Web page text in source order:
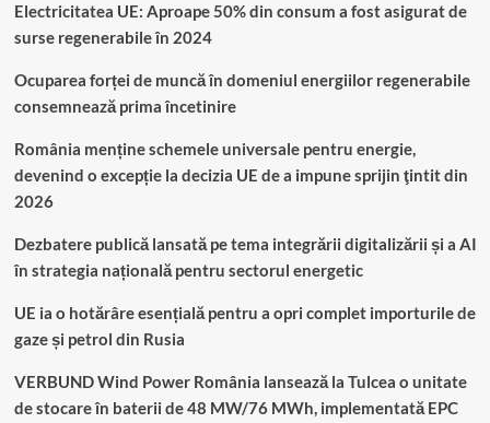
Electricitatea UE: Aproape 50% din consum a fost asigurat de
surse regenerabile în 2024
Ocuparea forței de muncă în domeniul energiilor regenerabile
consemnează prima încetinire
România menține schemele universale pentru energie,
devenind o excepție la decizia UE de a impune sprijin ţintit din
2026
Dezbatere publică lansată pe tema integrării digitalizării și a AI
în strategia națională pentru sectorul energetic
UE ia o hotărâre esențială pentru a opri complet importurile de
gaze și petrol din Rusia
VERBUND Wind Power România lansează la Tulcea o unitate
de stocare în baterii de 48 MW/76 MWh, implementată EPC